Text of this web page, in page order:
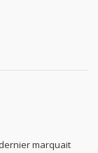
marquait